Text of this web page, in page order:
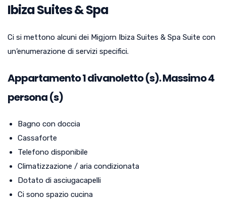
Ibiza Suites & Spa
Ci si mettono alcuni dei Migjorn Ibiza Suites & Spa Suite con
un’enumerazione di servizi specifici.
Appartamento1divanoletto (s). Massimo 4
persona (s)
Bagno con doccia
Cassaforte
Telefono disponibile
Climatizzazione / aria condizionata
Dotato di asciugacapelli
Ci sono spazio cucina